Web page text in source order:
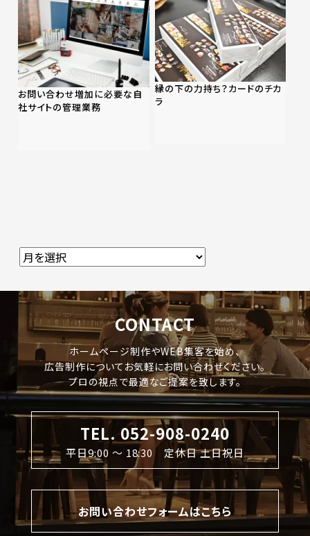
お問い合わせ増加に必要な自
社サイトの管理業務
縁の下の力持ち？カードのチカ
ラ
CONTACT
ホームページ制作やWEB集客を始め、
広告制作についてお気軽にお問い合わせください。
プロの視点で最適なご提案を致します。
TEL. 052-908-0240
平日9:00 〜 18:30 定休日 土日祝日
お問い合わせフォームはこちら